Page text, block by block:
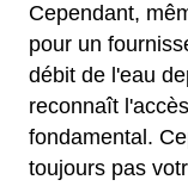
Cependant,
pour un
débit de l'eau
reconnaît
fondamental.
toujours pas